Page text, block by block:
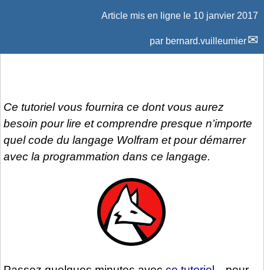
Article mis en ligne le 10 janvier 2017
par bernard.vuilleumier
Ce tutoriel vous fournira ce dont vous aurez
besoin pour lire et comprendre presque n’importe
quel code du langage Wolfram et pour démarrer
avec la programmation dans ce langage.